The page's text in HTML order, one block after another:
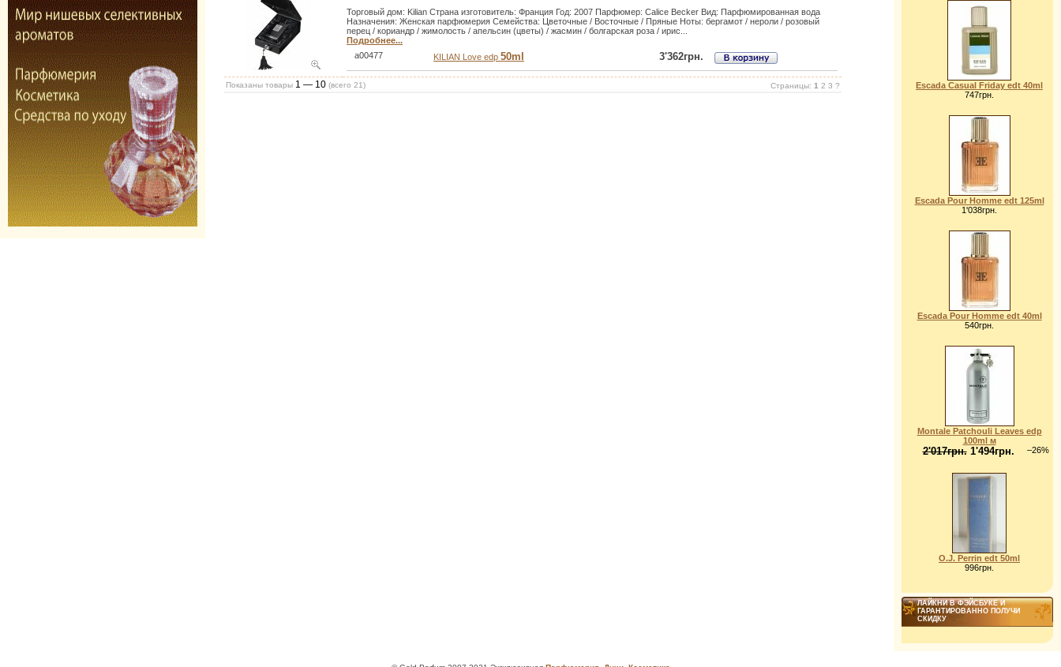
Торговый дом: Kilian Страна изготовитель: Франция Год: 2007 Парфюмер: Calice Becker Вид: Парфюмированная вода
Назначения: Женская парфюмерия Семейства: Цветочные / Восточные / Пряные Ноты: бергамот / нероли / розовый
перец / кориандр / жимолость / апельсин (цветы) / жасмин / болгарская роза / ирис...
Подробнее...
a00477
KILIAN Love edp 50ml 3'362грн.
Показаны товары 1 — 10 (всего 21) Страницы: 1 2 3 ?
Escada Casual Friday edt 40ml
747грн.
Escada Pour Homme edt 125ml
1'038грн.
Escada Pour Homme edt 40ml
540грн.
Montale Patchouli Leaves edp
100ml м
–26%
2'017грн.1'494грн.
O.J. Perrin edt 50ml
996грн.
ЛАЙКНИ В ФЭЙСБУКЕ И
ГАРАНТИРОВАННО ПОЛУЧИ
СКИДКУ